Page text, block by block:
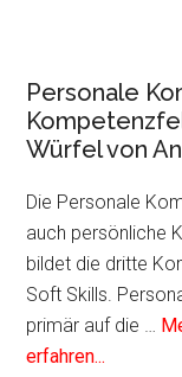
Personale
Würfel von
Die Personale
auch persönliche
bildet die dritte
Soft Skills.
primär auf die …
erfahren...